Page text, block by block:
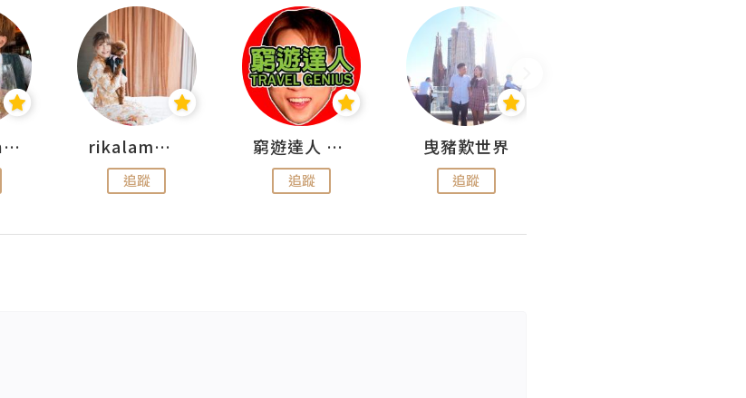
思思賢 ChillMyBabe rikalammm
追蹤
窮遊達人 Mr.TravelGenius
追蹤
曳豬歎世界
追蹤